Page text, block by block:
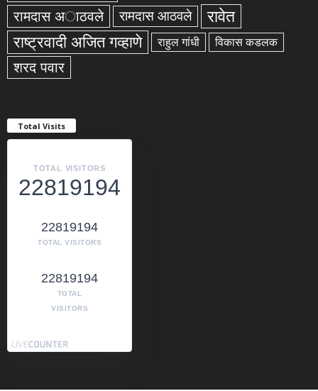
रामदास अाठवले रामदास आठवले रावेत
राष्ट्रवादी अजित गव्हाणे राहुल गांधी विकास कडलक
शरद पवार
Total Visits
TOTAL VISITORS
22819194
22819194
TOTAL VISITORS
22819194
TOTAL
VISITORS